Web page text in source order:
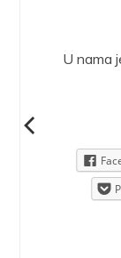
U nama